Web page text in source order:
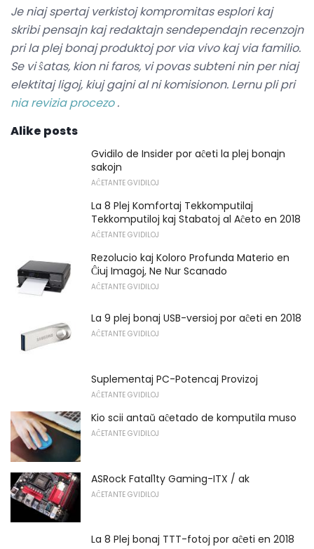
Je niaj spertaj verkistoj kompromitas esplori kaj
skribi pensajn kaj redaktajn sendependajn recenzojn
pri la plej bonaj produktoj por via vivo kaj via familio.
Se vi ŝatas, kion ni faros, vi povas subteni nin per niaj
elektitaj ligoj, kiuj gajni al ni komisionon. Lernu pli pri
nia revizia procezo.
Alike posts
Gvidilo de Insider por aĉeti la plej bonajn
sakojn
AĈETANTE GVIDILOJ
La 8 Plej Komfortaj Tekkomputilaj
Tekkomputiloj kaj Stabatoj al Aĉeto en 2018
AĈETANTE GVIDILOJ
Rezolucio kaj Koloro Profunda Materio en
Ĉiuj Imagoj, Ne Nur Scanado
AĈETANTE GVIDILOJ
La 9 plej bonaj USB-versioj por aĉeti en 2018
AĈETANTE GVIDILOJ
Suplementaj PC-Potencaj Provizoj
AĈETANTE GVIDILOJ
Kio scii antaŭ aĉetado de komputila muso
AĈETANTE GVIDILOJ
ASRock Fatal1ty Gaming-ITX / ak
AĈETANTE GVIDILOJ
La 8 Plej bonaj TTT-fotoj por aĉeti en 2018